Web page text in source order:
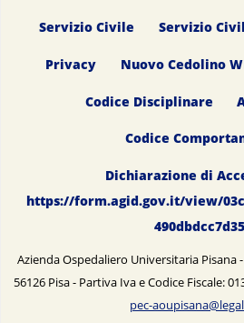
Servizio Civile Servizio
Privacy Nuovo Cedolino
Codice Disciplinare
Codice
Dichiarazione di
https://form.agid.gov.it/view/
490dbdcc7d35
Azienda Ospedaliero Universitaria Pisana
56126 Pisa - Partiva Iva e Codice Fiscale:
pec-